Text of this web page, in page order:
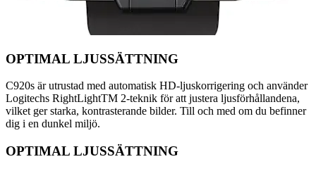
OPTIMAL LJUSSÄTTNING
C920s är utrustad med automatisk HD-ljuskorrigering och använder
Logitechs RightLightTM 2-teknik för att justera ljusförhållandena,
vilket ger starka, kontrasterande bilder. Till och med om du befinner
dig i en dunkel miljö.
OPTIMAL LJUSSÄTTNING